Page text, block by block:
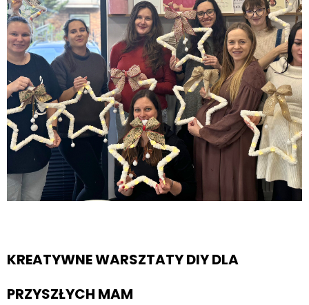
KREATYWNE WARSZTATY DIY DLA
PRZYSZŁYCH MAM